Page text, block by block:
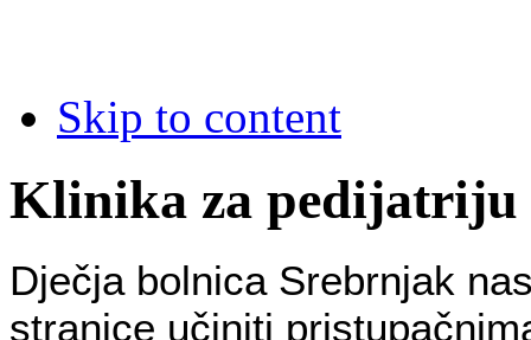
Skip to content
Klinika za pedijatriju
Dječja bolnica Srebrnjak
stranice učiniti